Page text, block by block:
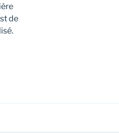
de